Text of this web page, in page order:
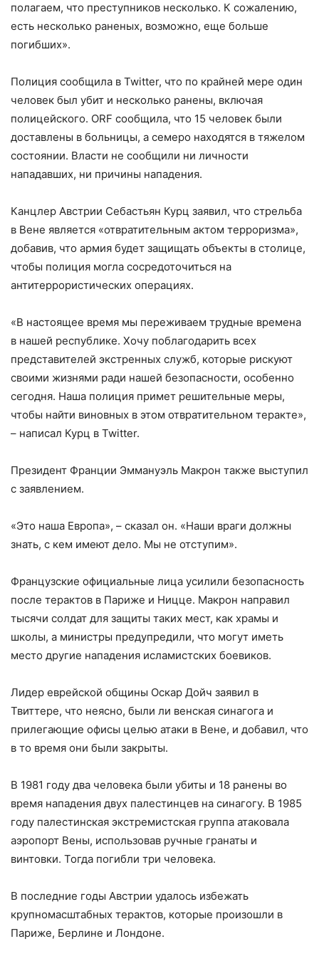
полагаем, что преступников несколько. К сожалению,
есть несколько раненых, возможно, еще больше
погибших».
Полиция сообщила в Twitter, что по крайней мере один
человек был убит и несколько ранены, включая
полицейского. ORF сообщила, что 15 человек были
доставлены в больницы, а семеро находятся в тяжелом
состоянии. Власти не сообщили ни личности
нападавших, ни причины нападения.
Канцлер Австрии Себастьян Курц заявил, что стрельба
в Вене является «отвратительным актом терроризма»,
добавив, что армия будет защищать объекты в столице,
чтобы полиция могла сосредоточиться на
антитеррористических операциях.
«В настоящее время мы переживаем трудные времена
в нашей республике. Хочу поблагодарить всех
представителей экстренных служб, которые рискуют
своими жизнями ради нашей безопасности, особенно
сегодня. Наша полиция примет решительные меры,
чтобы найти виновных в этом отвратительном теракте»,
– написал Курц в Twitter.
Президент Франции Эммануэль Макрон также выступил
с заявлением.
«Это наша Европа», – сказал он. «Наши враги должны
знать, с кем имеют дело. Мы не отступим».
Французские официальные лица усилили безопасность
после терактов в Париже и Ницце. Макрон направил
тысячи солдат для защиты таких мест, как храмы и
школы, а министры предупредили, что могут иметь
место другие нападения исламистских боевиков.
Лидер еврейской общины Оскар Дойч заявил в
Твиттере, что неясно, были ли венская синагога и
прилегающие офисы целью атаки в Вене, и добавил, что
в то время они были закрыты.
В 1981 году два человека были убиты и 18 ранены во
время нападения двух палестинцев на синагогу. В 1985
году палестинская экстремистская группа атаковала
аэропорт Вены, использовав ручные гранаты и
винтовки. Тогда погибли три человека.
В последние годы Австрии удалось избежать
крупномасштабных терактов, которые произошли в
Париже, Берлине и Лондоне.